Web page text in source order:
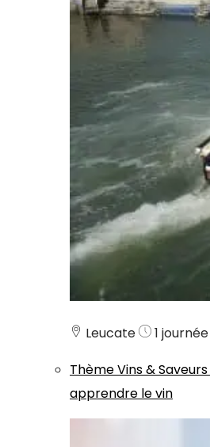
Leucate
1 journée
ThèmeVins & Saveurs
apprendre le vin